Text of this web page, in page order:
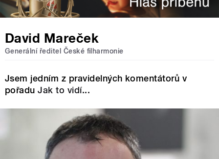
David Mareček
Generální ředitel České filharmonie
Jsem jedním z pravidelných komentátorů v
pořaduJak to vidí...